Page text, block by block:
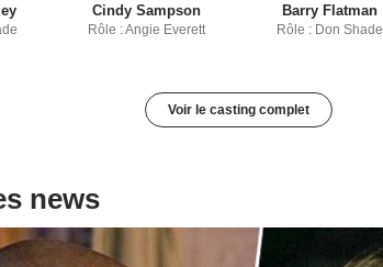
Cindy Sampson
Rôle : Angie Everett
Barry Flatman
Rôle : Don Shade
Voir le casting complet
news